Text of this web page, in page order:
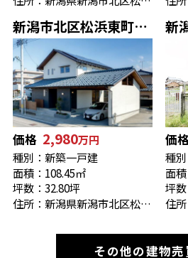
新潟市北区松浜東町2丁目 未入居
価格 2,980万円
種別：新築一戸建
面積：108.45㎡
坪数：32.80坪
住所：新潟県新潟市北区松浜東町２丁目11番49
価
種
面
坪
その他の建物売